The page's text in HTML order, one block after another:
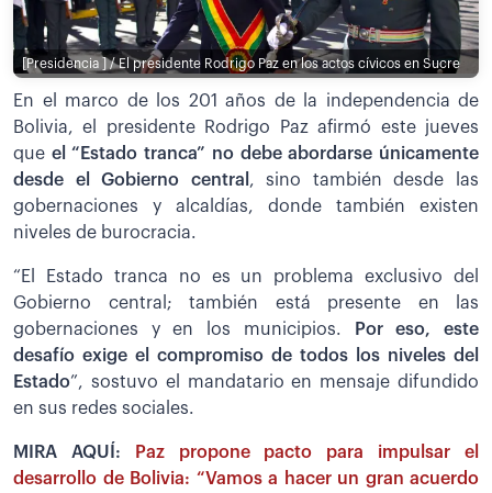
[Presidencia ] / El presidente Rodrigo Paz en los actos cívicos en Sucre
En el marco de los 201 años de la independencia de
Bolivia, el presidente Rodrigo Paz afirmó este jueves
que el “Estado tranca” no debe abordarse únicamente
desde el Gobierno central , sino también desde las
gobernaciones y alcaldías, donde también existen
niveles de burocracia.
“El Estado tranca no es un problema exclusivo del
Gobierno central; también está presente en las
gobernaciones y en los municipios.
Por eso, este
desafío exige el compromiso de todos los niveles del
Estado”, sostuvo el mandatario en mensaje difundido
en sus redes sociales.
MIRA AQUÍ:
Paz propone pacto para impulsar el
desarrollo de Bolivia: “Vamos a hacer un gran acuerdo